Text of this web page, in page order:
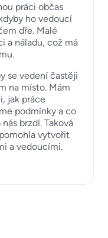
práci občas
ho vedoucí
dře. Malé
a náladu, což má
se vedení častěji
na místo. Mám
jak práce
podmínky a co
brzdí. Taková
vytvořit
a vedoucími.